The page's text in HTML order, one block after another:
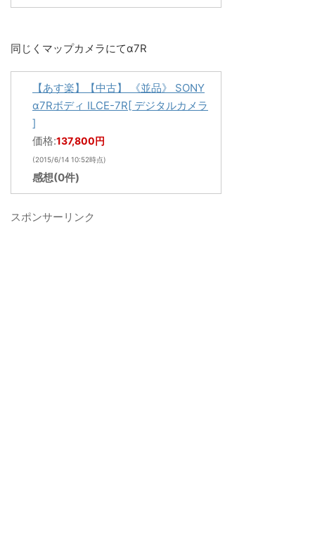
同じくマップカメラにてα7R
【あす楽】【中古】 《並品》 SONY
α7Rボディ ILCE-7R[ デジタルカメラ
]
価格:137,800円
(2015/6/14 10:52時点)
感想(0件)
スポンサーリンク